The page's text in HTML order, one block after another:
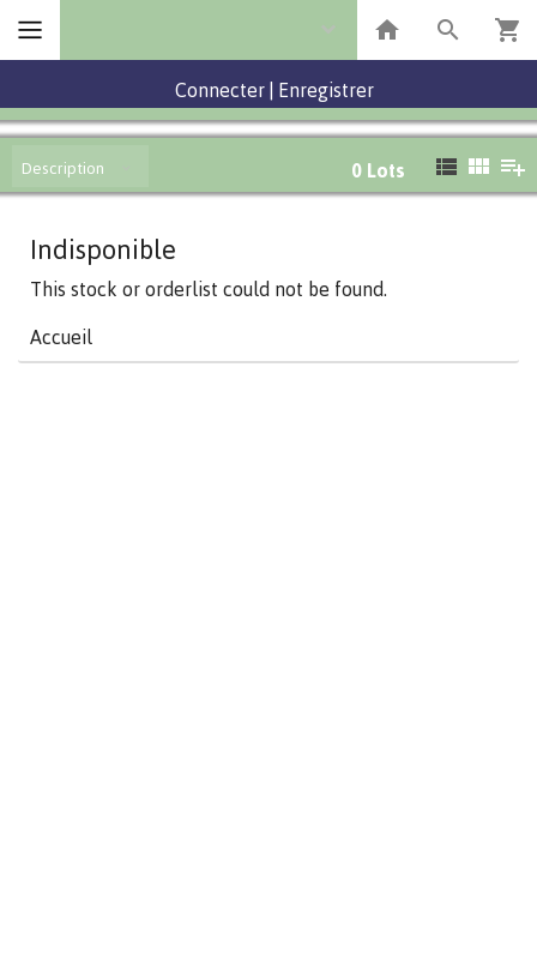
Connecter Enregistrer
Description 0 Lots
Indisponible
This stock or orderlist could not be found.
Accueil